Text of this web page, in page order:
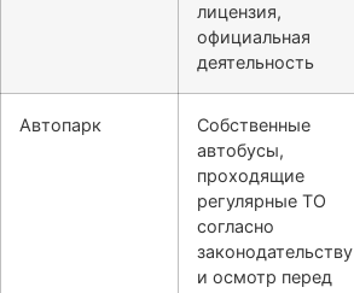
лицензия,
официальная
деятельность
Автопарк
Собственные
автобусы,
проходящие
регулярные ТО
согласно
законодательству
и осмотр перед